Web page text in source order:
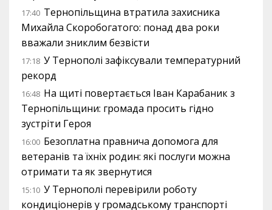
17:40 Тернопільщина втратила захисника
Михайла Скоробогатого: понад два роки
вважали зниклим безвісти
17:18 У Тернополі зафіксували температурний
рекорд
16:48 На щиті повертається Іван Карабаник з
Тернопільщини: громада просить гідно
зустріти Героя
16:00 Безоплатна правнича допомога для
ветеранів та їхніх родин: які послуги можна
отримати та як звернутися
15:10 У Тернополі перевірили роботу
кондиціонерів у громадському транспорті